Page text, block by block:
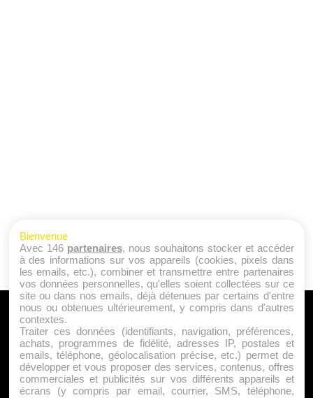
A PROPOS
Qui sommes nous ?
Mentions Légales
Publicité
Politique de Cookies
Bienvenue
Avec 146 partenaires, nous souhaitons stocker et accéder
à des informations sur vos appareils (cookies, pixels dans
les emails, etc.), combiner et transmettre entre partenaires
vos données personnelles, qu'elles soient collectées sur ce
site ou dans nos emails, déjà détenues par certains d'entre
nous ou obtenues ultérieurement, y compris dans d'autres
contextes.
Traiter ces données (identifiants, navigation, préférences,
achats, programmes de fidélité, adresses IP, postales et
emails, téléphone, géolocalisation précise, etc.) permet de
développer et vous proposer des services, contenus, offres
commerciales et publicités sur vos différents appareils et
écrans (y compris par email, courrier, SMS, téléphone,